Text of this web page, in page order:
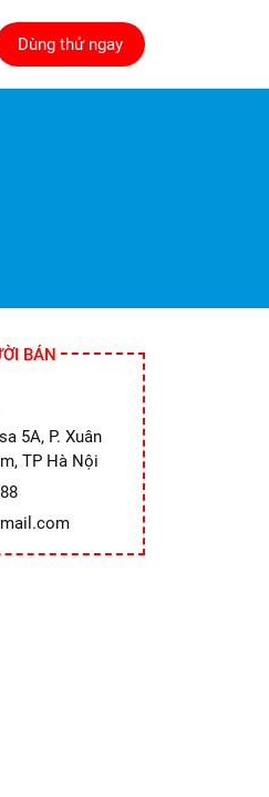
Dùng thử ngay
BÁN
5A, P. Xuân
TP Hà Nội